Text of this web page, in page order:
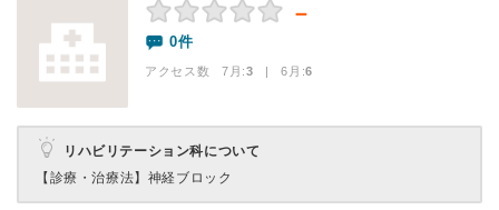
－
0件
アクセス数 7月:3 | 6月:6
リハビリテーション科について
【診療・治療法】 神経ブロック